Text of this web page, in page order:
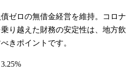
ゼロの無借金経営を維持。コロナ
り越えた財務の安定性は、地方飲
きポイントです。